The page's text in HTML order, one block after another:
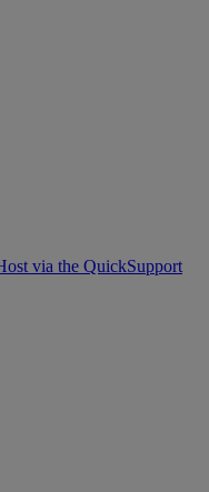
via the QuickSupport